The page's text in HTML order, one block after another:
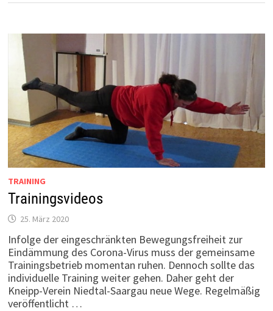
TRAINING
Trainingsvideos
25. März 2020
Infolge der eingeschränkten Bewegungsfreiheit zur
Eindämmung des Corona-Virus muss der gemeinsame
Trainingsbetrieb momentan ruhen. Dennoch sollte das
individuelle Training weiter gehen. Daher geht der
Kneipp-Verein Niedtal-Saargau neue Wege. Regelmäßig
veröffentlicht …